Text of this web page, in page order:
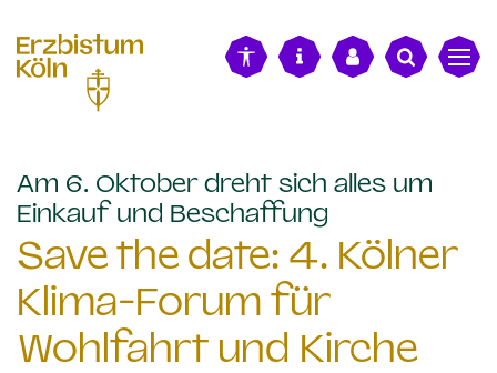
Am 6. Oktober dreht sich alles um
Einkauf und Beschaffung
Save the date: 4. Kölner
Klima-Forum für
Wohlfahrt und Kirche